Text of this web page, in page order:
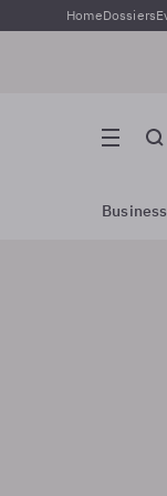
HomeDossiers
Business